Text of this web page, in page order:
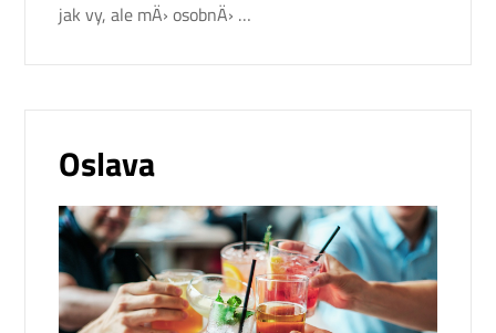
jak vy, ale mÄ› osobnÄ› …
Oslava